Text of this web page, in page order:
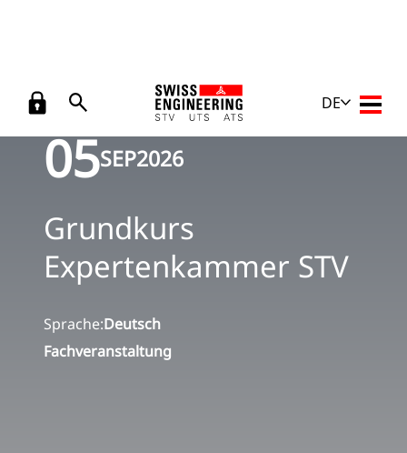
DE
Zurück Veranstaltungen Grundkurs Expertenkammer STV
05SEP2026
Grundkurs
Expertenkammer STV
Sprache:Deutsch
Fachveranstaltung